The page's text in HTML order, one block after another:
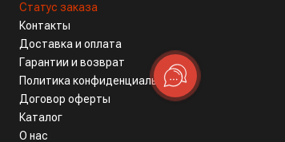
Статус заказа
Контакты
Доставка и оплата
Гарантии и возврат
Политика конфиденциальности
Договор оферты
Каталог
О нас